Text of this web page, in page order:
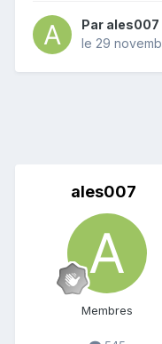
Par ales007
le 29
ales007
Membres